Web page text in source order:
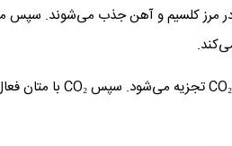
مرز کلسیم و آهن جذب می‌شوند. سپس